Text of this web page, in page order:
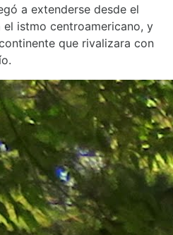
a extenderse desde el
istmo centroamericano, y
que rivalizara con